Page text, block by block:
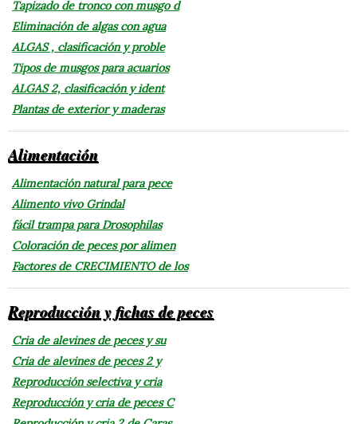
Tapizado de tronco con musgo d
Eliminación de algas con agua
ALGAS , clasificación y proble
Tipos de musgos para acuarios
ALGAS 2, clasificación y ident
Plantas de exterior y maderas
Alimentación
Alimentación natural para pece
Alimento vivo Grindal
fácil trampa para Drosophilas
Coloración de peces por alimen
Factores de CRECIMIENTO de los
Reproducción y fichas de peces
Cria de alevines de peces y su
Cria de alevines de peces 2 y
Reproducción selectiva y cria
Reproducción y cria de peces C